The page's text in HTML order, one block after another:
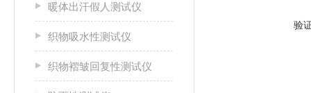
暖体出汗假人测试仪
织物吸水性测试仪
织物褶皱回复性测试仪
验